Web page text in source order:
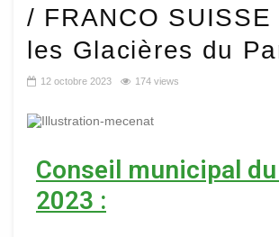
/ FRANCO SUISSE
les Glacières du
12 octobre 2023 174 views
Conseil municipal
2023 :